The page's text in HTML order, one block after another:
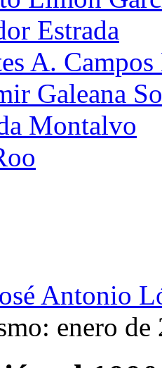
Estrada
A.
Galeana
Montalvo
Antonio
enero de